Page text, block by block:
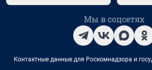
Мы в соцсетях
Контактные данные для Роскомнадзора и